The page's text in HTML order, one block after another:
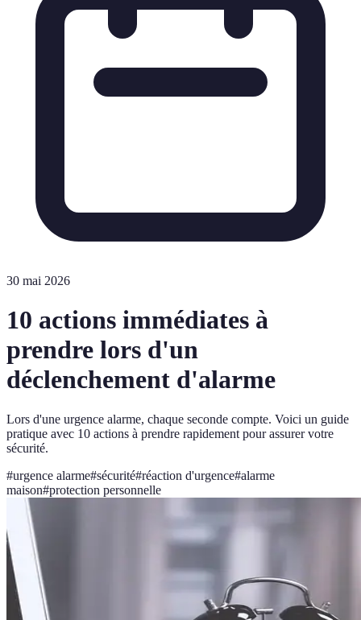
30 mai 2026
10 actions immédiates à
prendre lors d'un
déclenchement d'alarme
Lors d'une urgence alarme, chaque seconde compte. Voici un guide
pratique avec 10 actions à prendre rapidement pour assurer votre
sécurité.
#urgence alarme#sécurité#réaction d'urgence#alarme
maison#protection personnelle